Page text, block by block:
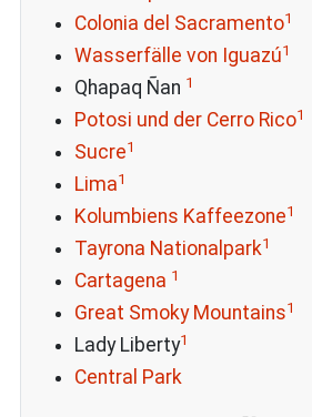
Colonia del Sacramento1
Wasserfälle von Iguazú1
Qhapaq Ñan 1
Potosi und der Cerro Rico1
Sucre1
Lima1
Kolumbiens Kaffeezone1
Tayrona Nationalpark1
Cartagena 1
Great Smoky Mountains1
Lady Liberty1
Central Park